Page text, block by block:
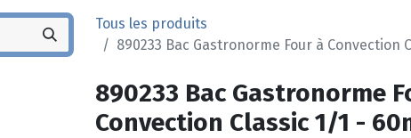
Tous les produits
890233 Bac Gastronorme Four à Convection
890233 Bac Gastronorme
Convection Classic 1/1 -